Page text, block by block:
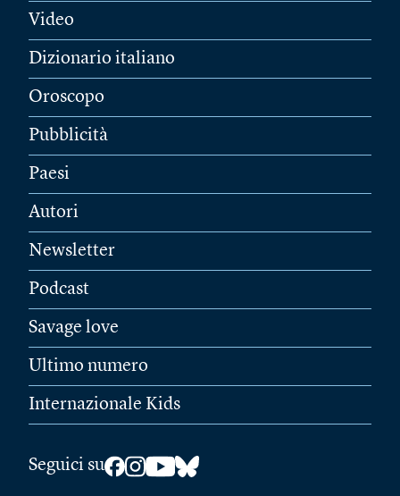
Video
Dizionario italiano
Oroscopo
Pubblicità
Paesi
Autori
Newsletter
Podcast
Savage love
Ultimo numero
Internazionale Kids
Seguici su